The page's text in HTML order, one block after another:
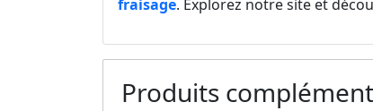
fraisage. Explorez notre site et
Produits